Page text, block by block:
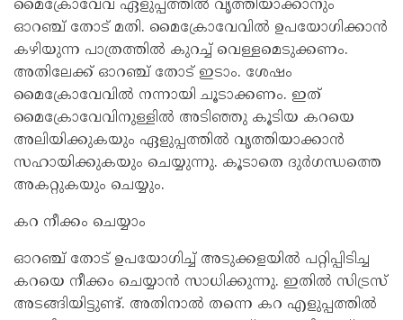
മൈക്രോവേവ് ഏളുപ്പത്തിൽ വൃത്തിയാക്കാനും
ഓറഞ്ച് തോട് മതി. മൈക്രോവേവിൽ ഉപയോഗിക്കാൻ
കഴിയുന്ന പാത്രത്തിൽ കുറച്ച് വെള്ളമെടുക്കണം.
അതിലേക്ക് ഓറഞ്ച് തോട് ഇടാം. ശേഷം
മൈക്രോവേവിൽ നന്നായി ചൂടാക്കണം. ഇത്
മൈക്രോവേവിനുള്ളിൽ അടിഞ്ഞു കൂടിയ കറയെ
അലിയിക്കുകയും ഏളുപ്പത്തിൽ വൃത്തിയാക്കാൻ
സഹായിക്കുകയും ചെയ്യുന്നു. കൂടാതെ ദുർഗന്ധത്തെ
അകറ്റുകയും ചെയ്യും.
കറ നീക്കം ചെയ്യാം
ഓറഞ്ച് തോട് ഉപയോഗിച്ച് അടുക്കളയിൽ പറ്റിപ്പിടിച്ച
കറയെ നീക്കം ചെയ്യാൻ സാധിക്കുന്നു. ഇതിൽ സിട്രസ്
അടങ്ങിയിട്ടുണ്ട്. അതിനാൽ തന്നെ കറ എളുപ്പത്തിൽ